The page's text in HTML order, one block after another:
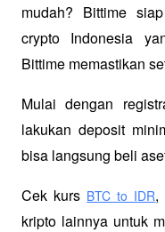
mudah? Bittime
crypto Indonesia
Bittime memastikan
Mulai dengan
lakukan deposit
bisa langsung beli
Cek kurs BTC to IDR,
kripto lainnya untuk